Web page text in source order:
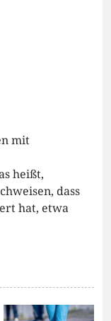
mit
heißt,
dass
hat, etwa